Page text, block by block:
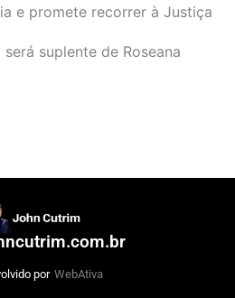
e promete recorrer à Justiça
suplente de Roseana
por WebAtiva